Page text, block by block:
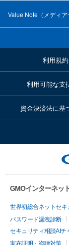
Value Note（ メディア
利用規約
利用可能な支
資金決済法に基
GMOインターネッ
世界初総合ネットセキ
パスワード漏洩診断
セキュリティ相談AIチ
実在証明・盗聴対策